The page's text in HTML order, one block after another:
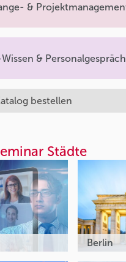
&
Wissen &
bestellen
Städte
Berlin